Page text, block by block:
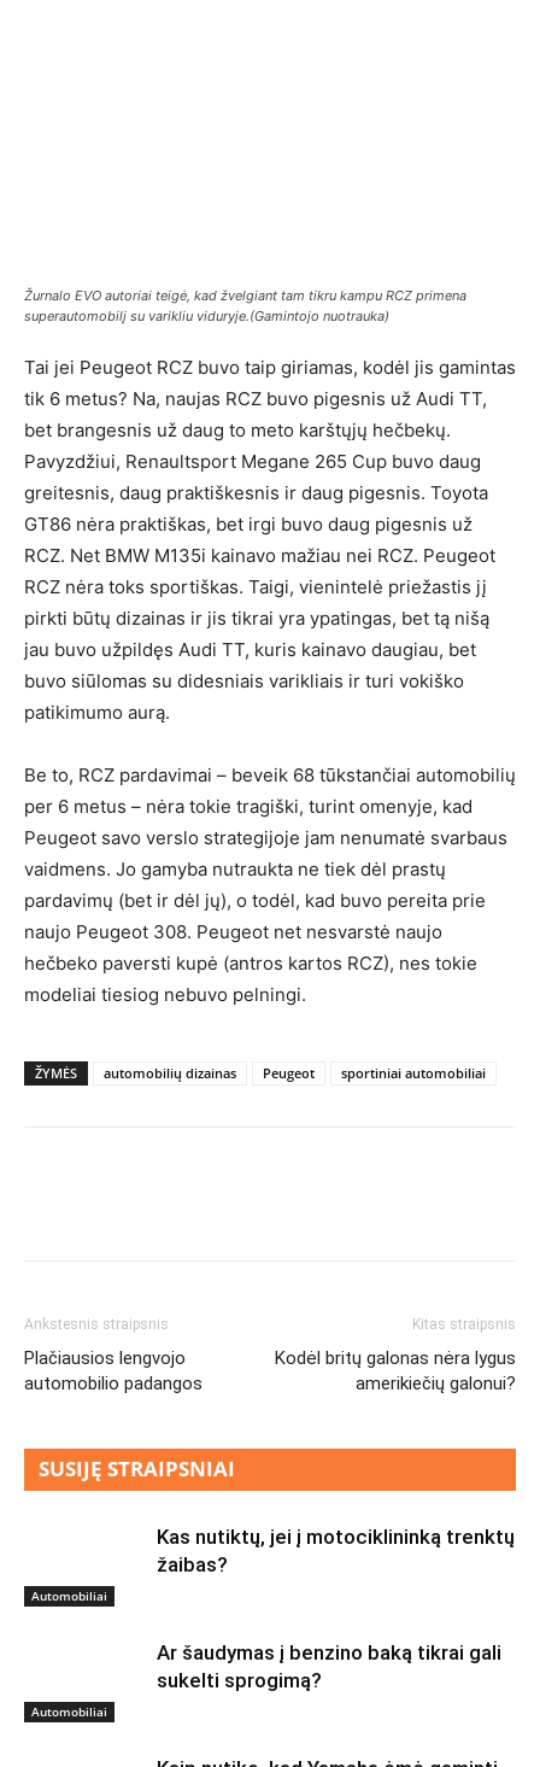
Žurnalo EVO autoriai teigė, kad žvelgiant tam tikru kampu RCZ primena
superautomobilį su varikliu viduryje.(Gamintojo nuotrauka)
Tai jei Peugeot RCZ buvo taip giriamas, kodėl jis gamintas
tik 6 metus? Na, naujas RCZ buvo pigesnis už Audi TT,
bet brangesnis už daug to meto karštųjų hečbekų.
Pavyzdžiui, Renaultsport Megane 265 Cup buvo daug
greitesnis, daug praktiškesnis ir daug pigesnis. Toyota
GT86 nėra praktiškas, bet irgi buvo daug pigesnis už
RCZ. Net BMW M135i kainavo mažiau nei RCZ. Peugeot
RCZ nėra toks sportiškas. Taigi, vienintelė priežastis jį
pirkti būtų dizainas ir jis tikrai yra ypatingas, bet tą nišą
jau buvo užpildęs Audi TT, kuris kainavo daugiau, bet
buvo siūlomas su didesniais varikliais ir turi vokiško
patikimumo aurą.
Be to, RCZ pardavimai – beveik 68 tūkstančiai automobilių
per 6 metus – nėra tokie tragiški, turint omenyje, kad
Peugeot savo verslo strategijoje jam nenumatė svarbaus
vaidmens. Jo gamyba nutraukta ne tiek dėl prastų
pardavimų (bet ir dėl jų), o todėl, kad buvo pereita prie
naujo Peugeot 308. Peugeot net nesvarstė naujo
hečbeko paversti kupė (antros kartos RCZ), nes tokie
modeliai tiesiog nebuvo pelningi.
ŽYMĖS automobilių dizainas Peugeot sportiniai automobiliai
Ankstesnis straipsnis
Plačiausios lengvojo
automobilio padangos
Kitas straipsnis
Kodėl britų galonas nėra lygus
amerikiečių galonui?
SUSIJĘ STRAIPSNIAI
Automobiliai
Kas nutiktų, jei į motociklininką trenktų
žaibas?
Automobiliai
Ar šaudymas į benzino baką tikrai gali
sukelti sprogimą?